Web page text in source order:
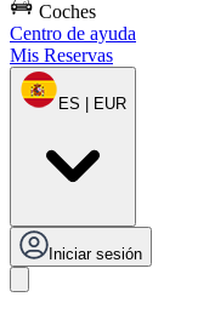
Coches
Centro de ayuda
Mis Reservas
ES | EUR
Iniciar sesión